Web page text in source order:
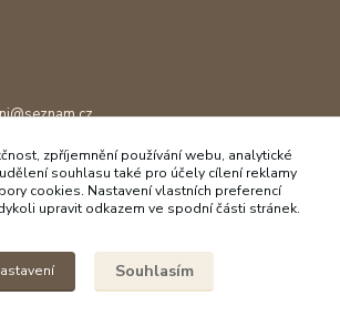
zpříjemnění používání webu, analytické
souhlasu také pro účely cílení reklamy
cookies. Nastavení vlastních preferencí
upravit odkazem ve spodní části stránek.
Souhlasím